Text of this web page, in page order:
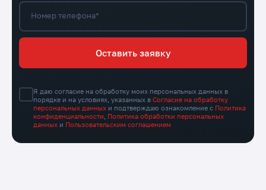
Номер телефона*
Оставить заявку
Я даю согласие на обработку моих персональных данных в
порядке и на условиях, указанных в Согласие на обработку
персональных данных и подтверждаю ознакомление с Политика
конфиденциальности
Политика обработки персональных
данных и Пользовательским соглашением